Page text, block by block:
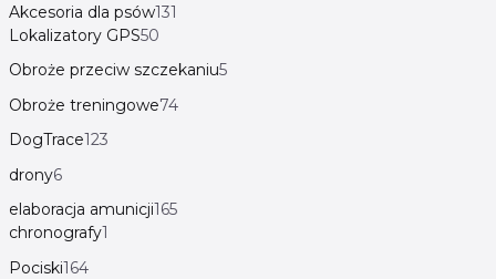
Akcesoria dla psów131
Lokalizatory GPS50
Obroże przeciw szczekaniu5
Obroże treningowe74
DogTrace123
drony6
elaboracja amunicji165
chronografy1
Pociski164